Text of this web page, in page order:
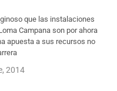
que las instalaciones
Campana son por ahora
apuesta a sus recursos no
2014